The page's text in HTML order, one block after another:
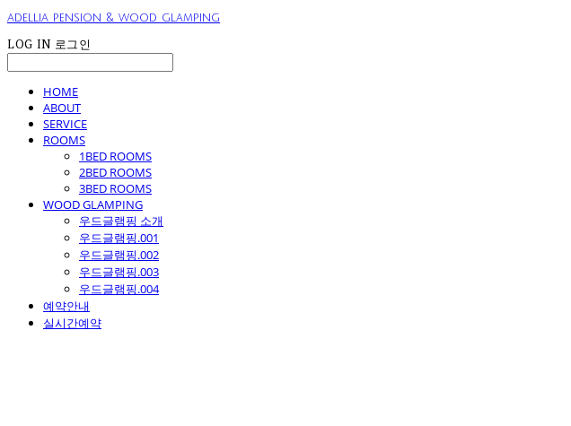
adellia pension & wood glamping
LOG IN 로그인
HOME
ABOUT
SERVICE
ROOMS
1BED ROOMS
2BED ROOMS
3BED ROOMS
WOOD GLAMPING
우드글램핑 소개
우드글램핑.001
우드글램핑.002
우드글램핑.003
우드글램핑.004
예약안내
실시간예약